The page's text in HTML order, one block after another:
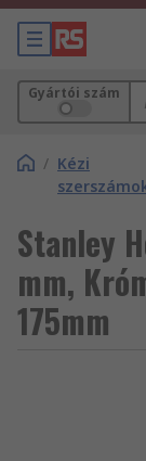
Gyártói szám
/ Kézi
Stanley
mm,
175mm